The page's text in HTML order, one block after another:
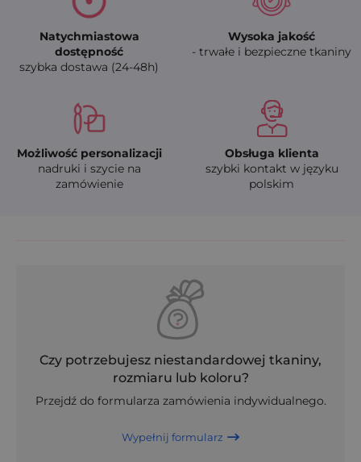
Natychmiastowa
dostępność
szybka dostawa (24-48h)
Wysoka jakość
- trwałe i bezpieczne tkaniny
Możliwość personalizacji
nadruki i szycie na
zamówienie
Obsługa klienta
szybki kontakt w języku
polskim
Czy potrzebujesz niestandardowej tkaniny,
rozmiaru lub koloru?
Przejdź do formularza zamówienia indywidualnego.
Wypełnij formularz